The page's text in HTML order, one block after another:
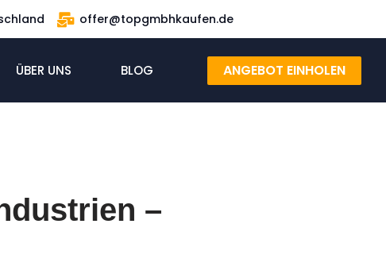
offer@topgmbhkaufen.de
ÜBER UNS BLOG ANGEBOT EINHOLEN
–